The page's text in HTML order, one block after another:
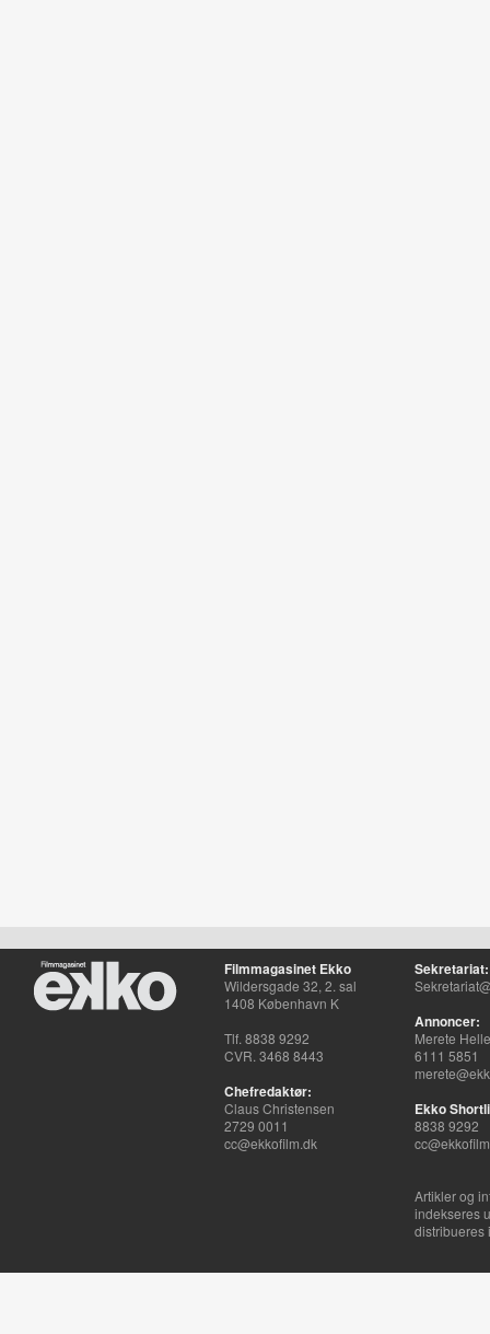
Filmmagasinet Ekko
Wildersgade 32, 2. sal
1408 København K
Tlf. 8838 9292
CVR. 3468 8443
Chefredaktør:
Claus Christensen
2729 0011
cc@ekkofilm.dk
Sekretariat:
Annoncer:
Merete
6111 5851
Ekko
8838 9292
Artikler og
indekseres
distribueres